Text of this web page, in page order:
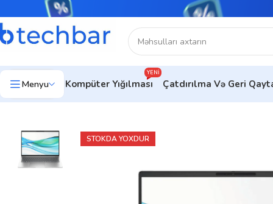
Menyu Kompüter Yığılması
YENI
Çatdırılma Və Geri
Ev Noutbuklar
STOKDA YOXDUR